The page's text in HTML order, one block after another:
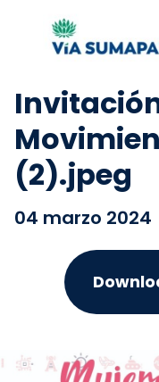
(2).jpeg
04 marzo 2024